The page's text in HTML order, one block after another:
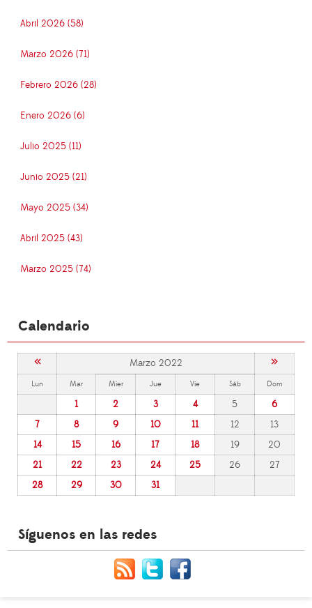
Abril 2026 (58)
Marzo 2026 (71)
Febrero 2026 (28)
Enero 2026 (6)
Julio 2025 (11)
Junio 2025 (21)
Mayo 2025 (34)
Abril 2025 (43)
Marzo 2025 (74)
Calendario
« Marzo 2022 »
Lun Mar Mier Jue Vie Sáb Dom
1 2 3 4 5
6
7
8 9 10 11 12
13
14
15 16 17 18 19
20
21
22 23 24 25 26
27
28
29 30 31
Síguenos en las redes